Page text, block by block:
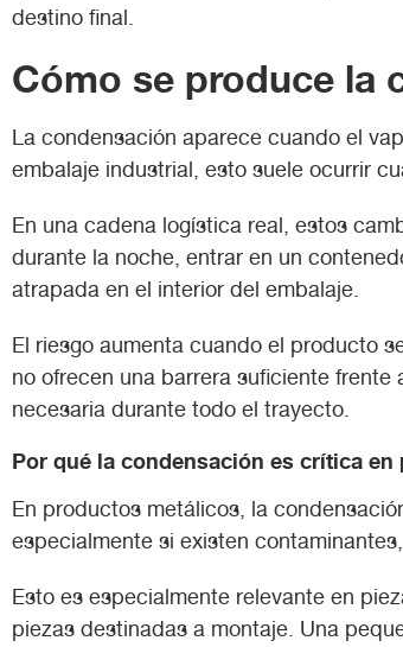
destino final.
Cómo se produce la
La condensación aparece cuando el
embalaje industrial, esto suele ocurrir
En una cadena logística real, estos
durante la noche, entrar en un
atrapada en el interior del embalaje.
El riesgo aumenta cuando el producto
no ofrecen una barrera suficiente
necesaria durante todo el trayecto.
Por qué la condensación es crítica en
En productos metálicos, la
especialmente si existen
Esto es especialmente relevante en
piezas destinadas a montaje. Una